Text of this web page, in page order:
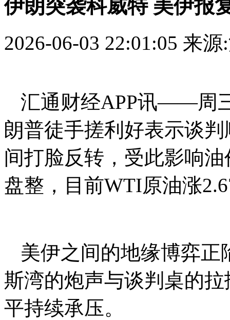
伊朗突袭科威特 美伊报
2026-06-03 22:01:05 来源
汇通财经APP讯——周
朗普徒手搓利好表示谈
间打脸反转，受此影响
盘整，目前WTI原油涨
美伊之间的地缘博弈正
斯湾的炮声与谈判桌的
平持续承压。